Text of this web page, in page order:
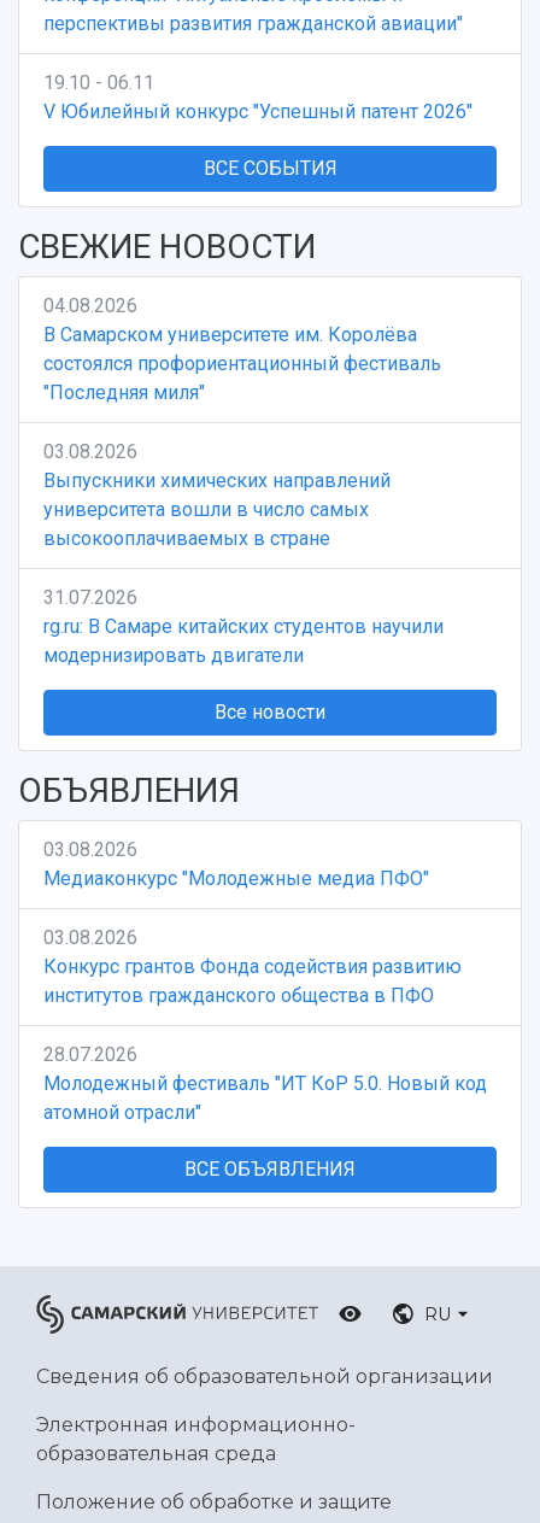
перспективы развития гражданской авиации"
19.10 - 06.11
V Юбилейный конкурс "Успешный патент 2026"
ВСЕ СОБЫТИЯ
СВЕЖИЕ НОВОСТИ
04.08.2026
В Самарском университете им. Королёва
состоялся профориентационный фестиваль
"Последняя миля"
03.08.2026
Выпускники химических направлений
университета вошли в число самых
высокооплачиваемых в стране
31.07.2026
rg.ru: В Самаре китайских студентов научили
модернизировать двигатели
Все новости
ОБЪЯВЛЕНИЯ
03.08.2026
Медиаконкурс "Молодежные медиа ПФО"
03.08.2026
Конкурс грантов Фонда содействия развитию
институтов гражданского общества в ПФО
28.07.2026
Молодежный фестиваль "ИТ КоР 5.0. Новый код
атомной отрасли"
ВСЕ ОБЪЯВЛЕНИЯ
RU
Сведения об образовательной организации
Электронная информационно-
образовательная среда
Положение об обработке и защите